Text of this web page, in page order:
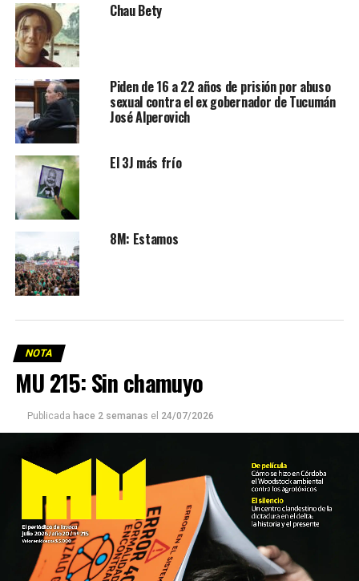
Chau Bety
Piden de 16 a 22 años de prisión por abuso
sexual contra el ex gobernador de Tucumán
José Alperovich
El 3J más frío
8M: Estamos
NOTA
MU 215: Sin chamuyo
Publicada hace 2 semanas el 24/07/2026